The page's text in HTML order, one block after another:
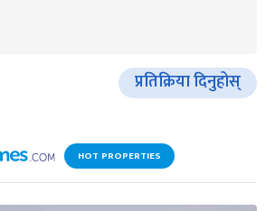
प्रतिक्रिया दिनुहोस्
HOT PROPERTIES